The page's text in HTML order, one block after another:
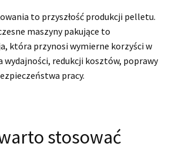
to przyszłość produkcji pelletu.
maszyny pakujące to
która przynosi wymierne korzyści w
wydajności, redukcji kosztów, poprawy
pracy.
stosować